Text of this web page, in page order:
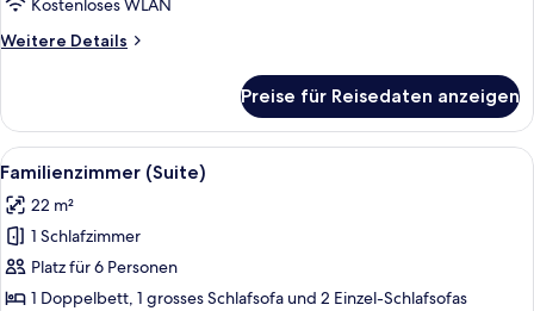
Kostenloses WLAN
Weitere Details
Weitere
Twin
Room
Preise für Reisedaten anzeigen
Alle
Fotos
für
Familienzimmer
(Suite)
anzeigen
Ein Schlafzimmer mit einem großen
5
Familienzimmer (Suite)
22 m²
1 Schlafzimmer
Platz für 6 Personen
1 Doppelbett, 1 grosses Schlafsofa und 2 Einzel-Schlafsofas